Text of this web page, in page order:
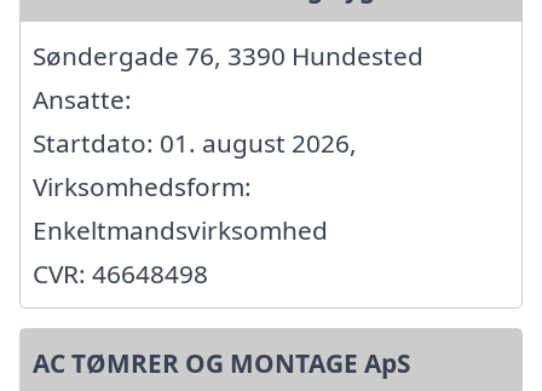
Søndergade 76, 3390 Hundested
Ansatte:
Startdato: 01. august 2026,
Virksomhedsform:
Enkeltmandsvirksomhed
CVR: 46648498
AC TØMRER OG MONTAGE ApS